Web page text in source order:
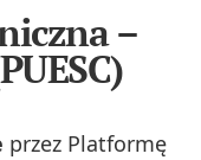
–
przez Platformę